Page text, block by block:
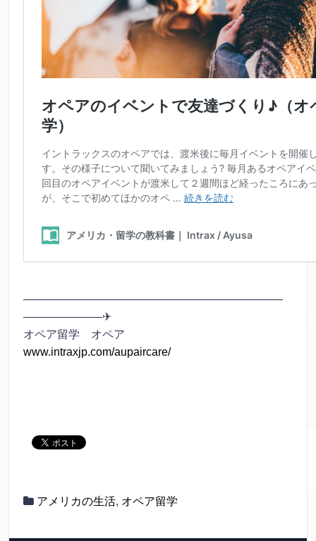
———————————————————————
———————✈
オペア留学 オペア
www.intraxjp.com/aupaircare/
アメリカの生活, オペア留学